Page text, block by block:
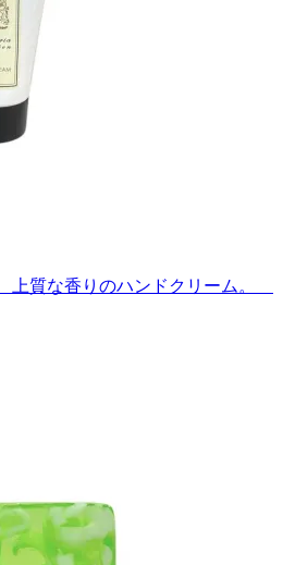
上質な香りのハンドクリーム。